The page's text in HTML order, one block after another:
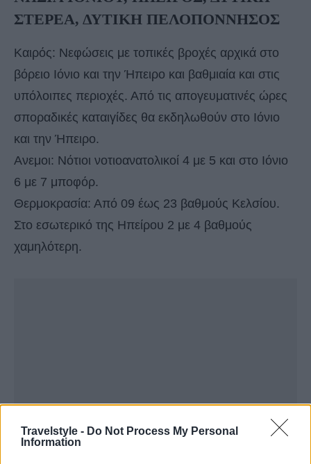
Travelstyle - Do Not Process My Personal
Information
ΣΤΕΡΕΑ, ΔΥΤΙΚΗ ΠΕΛΟΠΟΝΝΗΣΟΣ
Καιρός: Νεφώσεις με τοπικές βροχές αρχικά στο
βόρειο Ιόνιο και την Ήπειρο και βαθμιαία και στις
υπόλοιπες περιοχές. Από τις απογευματινές ώρες
σποραδικές καταιγίδες θα εκδηλωθούν στο Ιόνιο
και την Ήπειρο.
Ανεμοι: Νότιοι νοτιοανατολικοί 4 με 5 και στο Ιόνιο
6 με 7 μποφόρ.
Θερμοκρασία: Από 09 έως 23 βαθμούς Κελσίου.
Στο εσωτερικό της Ηπείρου 2 με 4 βαθμούς
χαμηλότερη.